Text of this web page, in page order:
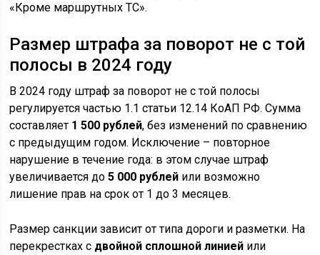
«Кроме маршрутных ТС».
Размер штрафа за поворот не с той
полосы в 2024 году
В 2024 году штраф за поворот не с той полосы
регулируется частью 1.1 статьи 12.14 КоАП РФ. Сумма
составляет 1 500 рублей, без изменений по сравнению
с предыдущим годом. Исключение – повторное
нарушение в течение года: в этом случае штраф
увеличивается до5 000 рублей или возможно
лишение прав на срок от 1 до 3 месяцев.
Размер санкции зависит от типа дороги и разметки. На
перекрестках с двойной сплошной линией или